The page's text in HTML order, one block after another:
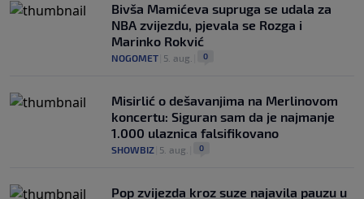
Bivša Mamićeva supruga se udala za
NBA zvijezdu, pjevala se Rozga i
Marinko Rokvić
NOGOMET 5. aug. 0
Misirlić o dešavanjima na Merlinovom
koncertu: Siguran sam da je najmanje
1.000 ulaznica falsifikovano
SHOWBIZ 5. aug. 0
Pop zvijezda kroz suze najavila pauzu u